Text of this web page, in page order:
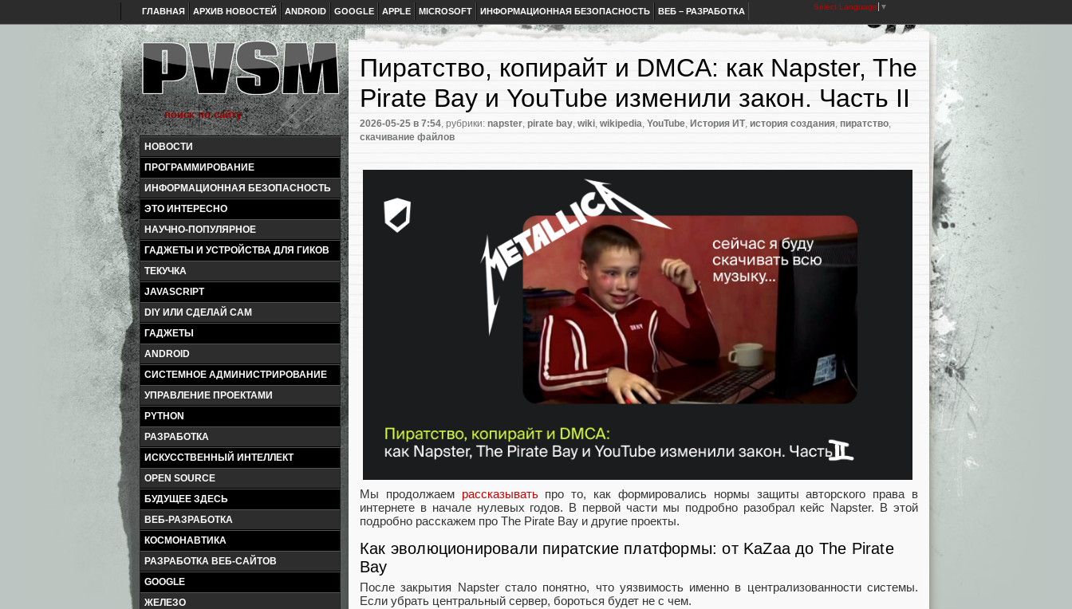
ГЛАВНАЯ АРХИВ НОВОСТЕЙ ANDROID GOOGLE APPLE MICROSOFT ИНФОРМАЦИОННАЯ БЕЗОПАСНОСТЬ ВЕБ – РАЗРАБОТКА Select Language ▼
НОВОСТИ
ПРОГРАММИРОВАНИЕ
ИНФОРМАЦИОННАЯ БЕЗОПАСНОСТЬ
ЭТО ИНТЕРЕСНО
НАУЧНО-ПОПУЛЯРНОЕ
ГАДЖЕТЫ И УСТРОЙСТВА ДЛЯ ГИКОВ
ТЕКУЧКА
JAVASCRIPT
DIY ИЛИ СДЕЛАЙ САМ
ГАДЖЕТЫ
ANDROID
СИСТЕМНОЕ АДМИНИСТРИРОВАНИЕ
УПРАВЛЕНИЕ ПРОЕКТАМИ
PYTHON
РАЗРАБОТКА
ИСКУССТВЕННЫЙ ИНТЕЛЛЕКТ
OPEN SOURCE
БУДУЩЕЕ ЗДЕСЬ
ВЕБ-РАЗРАБОТКА
КОСМОНАВТИКА
РАЗРАБОТКА ВЕБ-САЙТОВ
GOOGLE
ЖЕЛЕЗО
Пиратство, копирайт и DMCA: как Napster, The
Pirate Bay и YouTube изменили закон. Часть II
2026-05-25 в 7:54, рубрики: napster, pirate bay, wiki, wikipedia, YouTube, История ИТ, история создания, пиратство,
скачивание файлов
Мы продолжаем рассказыватьпро то, как формировались нормы защиты авторского права в
интернете в начале нулевых годов. В первой части мы подробно разобрал кейс Napster. В этой
подробно расскажем про The Pirate Bay и другие проекты.
Как эволюционировали пиратские платформы: от KaZaa до The Pirate
Bay
После закрытия Napster стало понятно, что уязвимость именно в централизованности системы.
Если убрать центральный сервер, бороться будет не с чем.